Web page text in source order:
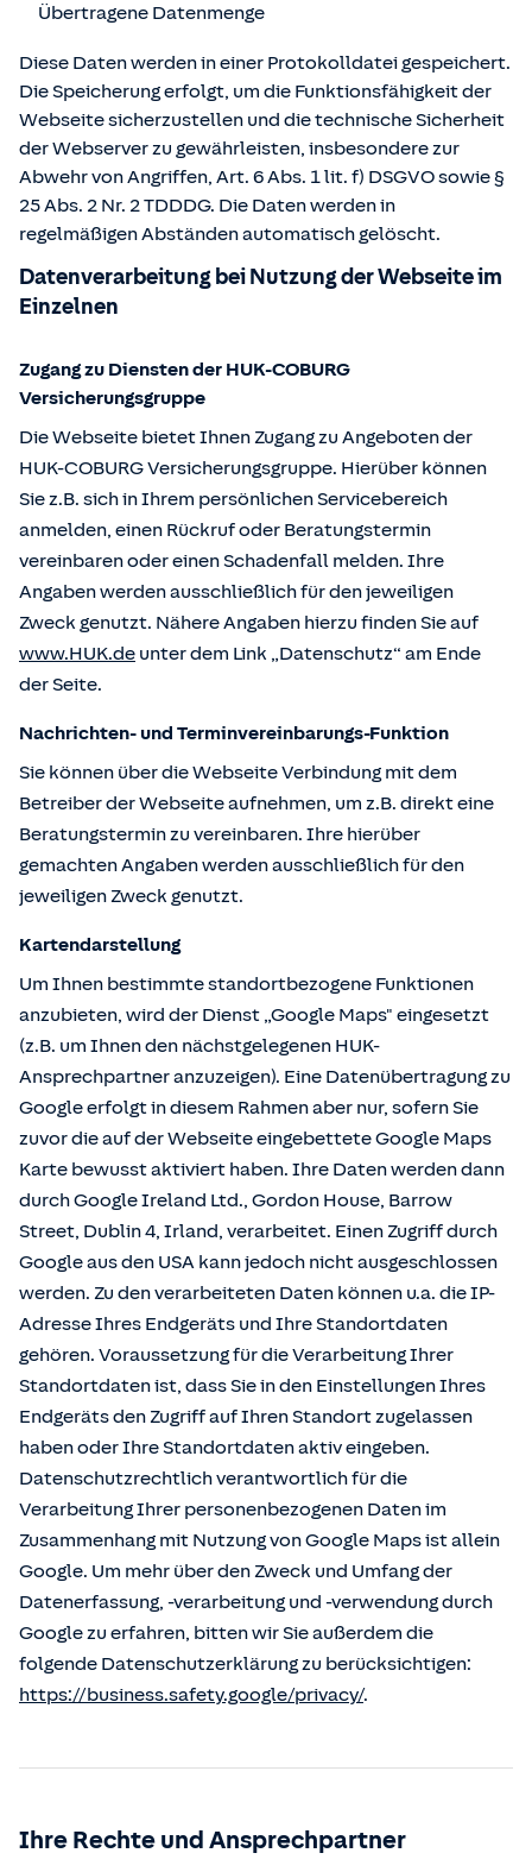
Übertragene Datenmenge
Diese Daten werden in einer Protokolldatei gespeichert.
Die Speicherung erfolgt, um die Funktionsfähigkeit der
Webseite sicherzustellen und die technische Sicherheit
der Webserver zu gewährleisten, insbesondere zur
Abwehr von Angriffen, Art. 6 Abs. 1 lit. f) DSGVO sowie §
25 Abs. 2 Nr. 2 TDDDG. Die Daten werden in
regelmäßigen Abständen automatisch gelöscht.
Datenverarbeitung bei Nutzung der Webseite im
Einzelnen
Zugang zu Diensten der HUK-COBURG
Versicherungsgruppe
Die Webseite bietet Ihnen Zugang zu Angeboten der
HUK-COBURG Versicherungsgruppe. Hierüber können
Sie z.B. sich in Ihrem persönlichen Servicebereich
anmelden, einen Rückruf oder Beratungstermin
vereinbaren oder einen Schadenfall melden. Ihre
Angaben werden ausschließlich für den jeweiligen
Zweck genutzt. Nähere Angaben hierzu finden Sie auf
www.HUK.de unter dem Link „Datenschutz“ am Ende
der Seite.
Nachrichten- und Terminvereinbarungs-Funktion
Sie können über die Webseite Verbindung mit dem
Betreiber der Webseite aufnehmen, um z.B. direkt eine
Beratungstermin zu vereinbaren. Ihre hierüber
gemachten Angaben werden ausschließlich für den
jeweiligen Zweck genutzt.
Kartendarstellung
Um Ihnen bestimmte standortbezogene Funktionen
anzubieten, wird der Dienst „Google Maps" eingesetzt
(z.B. um Ihnen den nächstgelegenen HUK-
Ansprechpartner anzuzeigen). Eine Datenübertragung zu
Google erfolgt in diesem Rahmen aber nur, sofern Sie
zuvor die auf der Webseite eingebettete Google Maps
Karte bewusst aktiviert haben. Ihre Daten werden dann
durch Google Ireland Ltd., Gordon House, Barrow
Street, Dublin 4, Irland, verarbeitet. Einen Zugriff durch
Google aus den USA kann jedoch nicht ausgeschlossen
werden. Zu den verarbeiteten Daten können u.a. die IP-
Adresse Ihres Endgeräts und Ihre Standortdaten
gehören. Voraussetzung für die Verarbeitung Ihrer
Standortdaten ist, dass Sie in den Einstellungen Ihres
Endgeräts den Zugriff auf Ihren Standort zugelassen
haben oder Ihre Standortdaten aktiv eingeben.
Datenschutzrechtlich verantwortlich für die
Verarbeitung Ihrer personenbezogenen Daten im
Zusammenhang mit Nutzung von Google Maps ist allein
Google. Um mehr über den Zweck und Umfang der
Datenerfassung, -verarbeitung und -verwendung durch
Google zu erfahren, bitten wir Sie außerdem die
folgende Datenschutzerklärung zu berücksichtigen:
https://business.safety.google/privacy/.
Ihre Rechte und Ansprechpartner